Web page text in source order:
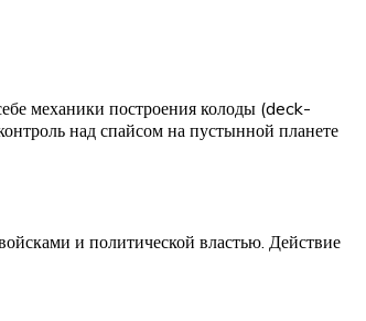
механики построения колоды (deck-
над спайсом на пустынной планете
и политической властью. Действие